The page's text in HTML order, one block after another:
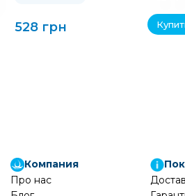
528 грн
Компания
Про нас